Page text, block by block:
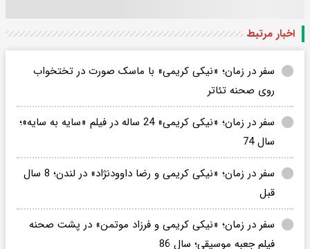
اخبار مرتبط
سفر در زمان؛ «نیکی کریمی» با ماسک صورت در تختخواب
روی صحنه تئاتر
سفر در زمان؛ «نیکی کریمی» 24 ساله در فیلم «سایه به سایه»؛
سال 74
سفر در زمان؛ «نیکی کریمی و رضا داوودنژاد» در لندن؛ 8 سال
قبل
سفر در زمان؛ «نیکی کریمی و فرزاد موتمن» در پشت صحنه
فیلم جعبه موسیقی؛ سال 86